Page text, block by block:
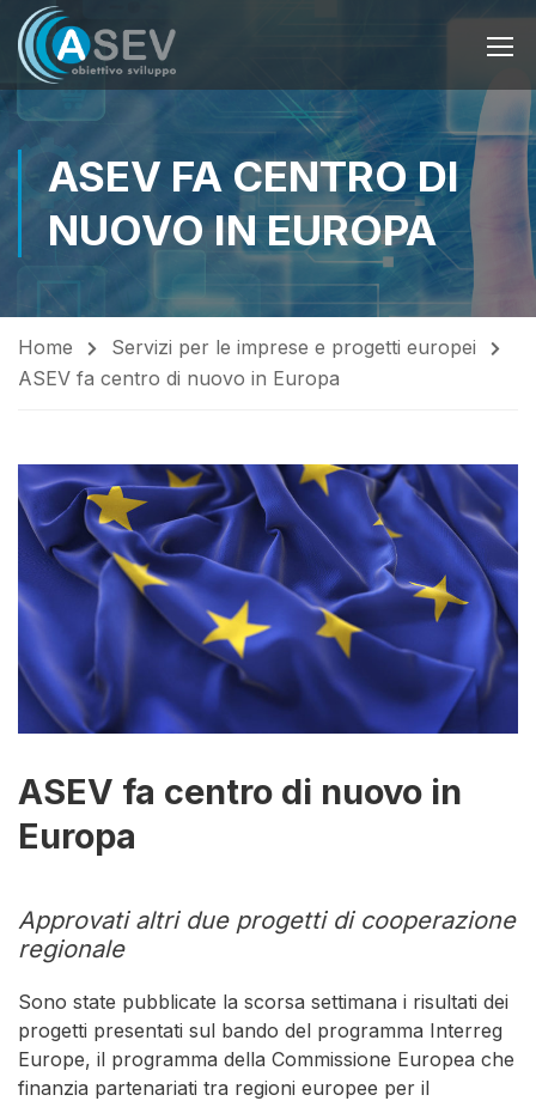
ASEV FA CENTRO DI
NUOVO IN EUROPA
Home
Servizi per le imprese e progetti europei
ASEV fa centro di nuovo in Europa
ASEV fa centro di nuovo in
Europa
Approvati altri due progetti di cooperazione
regionale
Sono state pubblicate la scorsa settimana i risultati dei
progetti presentati sul bando del programma Interreg
Europe, il programma della Commissione Europea che
finanzia partenariati tra regioni europee per il